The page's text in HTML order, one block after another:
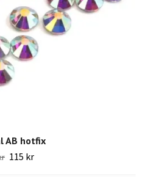
AB hotfix
115 kr